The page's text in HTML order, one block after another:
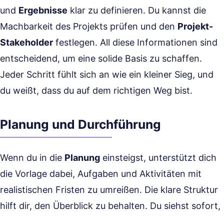
und Ergebnisse klar zu definieren. Du kannst die
Machbarkeit des Projekts prüfen und den Projekt-
Stakeholder festlegen. All diese Informationen sind
entscheidend, um eine solide Basis zu schaffen.
Jeder Schritt fühlt sich an wie ein kleiner Sieg, und
du weißt, dass du auf dem richtigen Weg bist.
Planung und Durchführung
Wenn du in die Planung einsteigst, unterstützt dich
die Vorlage dabei, Aufgaben und Aktivitäten mit
realistischen Fristen zu umreißen. Die klare Struktur
hilft dir, den Überblick zu behalten. Du siehst sofort,